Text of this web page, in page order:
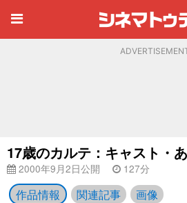
17歳のカルテ：キャスト・
2000年9月2日公開 127分
作品情報 関連記事 画像